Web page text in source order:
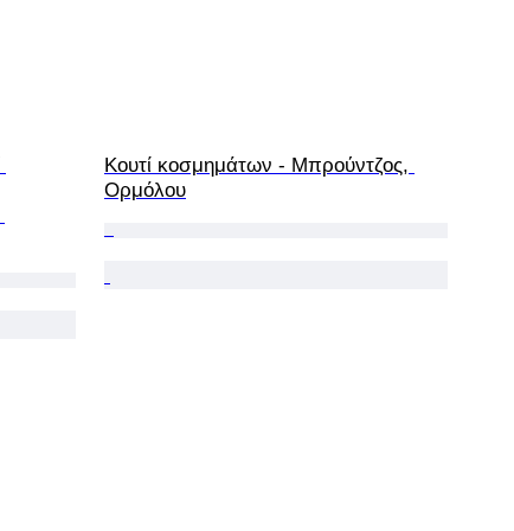
Κουτί κοσμημάτων - Μπρούντζος,
Ορμόλου